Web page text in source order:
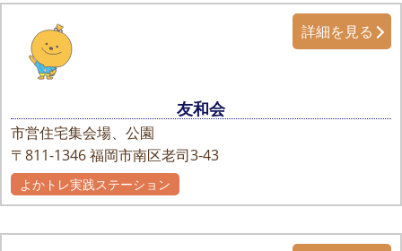
友和会
市営住宅集会場、公園
〒811-1346福岡市南区老司3-43
詳細を見る
よかトレ実践ステーション